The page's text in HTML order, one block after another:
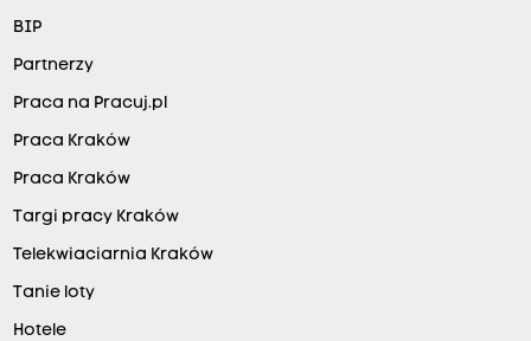
E
n
B
Y
w
BIP
Partnerzy
Praca na Pracuj.pl
Praca Kraków
Praca Kraków
Targi pracy Kraków
Telekwiaciarnia Kraków
Tanie loty
Hotele